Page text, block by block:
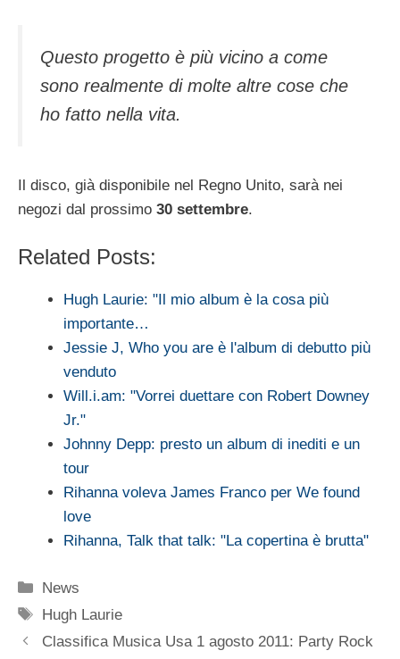
Questo progetto è più vicino a come
sono realmente di molte altre cose che
ho fatto nella vita.
Il disco, già disponibile nel Regno Unito, sarà nei
negozi dal prossimo 30 settembre.
Related Posts:
Hugh Laurie: "Il mio album è la cosa più
importante…
Jessie J, Who you are è l'album di debutto più
venduto
Will.i.am: "Vorrei duettare con Robert Downey
Jr."
Johnny Depp: presto un album di inediti e un
tour
Rihanna voleva James Franco per We found
love
Rihanna, Talk that talk: "La copertina è brutta"
Categorie
News
Tag
Hugh Laurie
Classifica Musica Usa 1 agosto 2011: Party Rock